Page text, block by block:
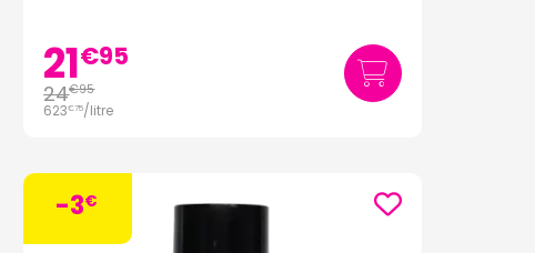
21€95
24€95
623€75/litre
-3€